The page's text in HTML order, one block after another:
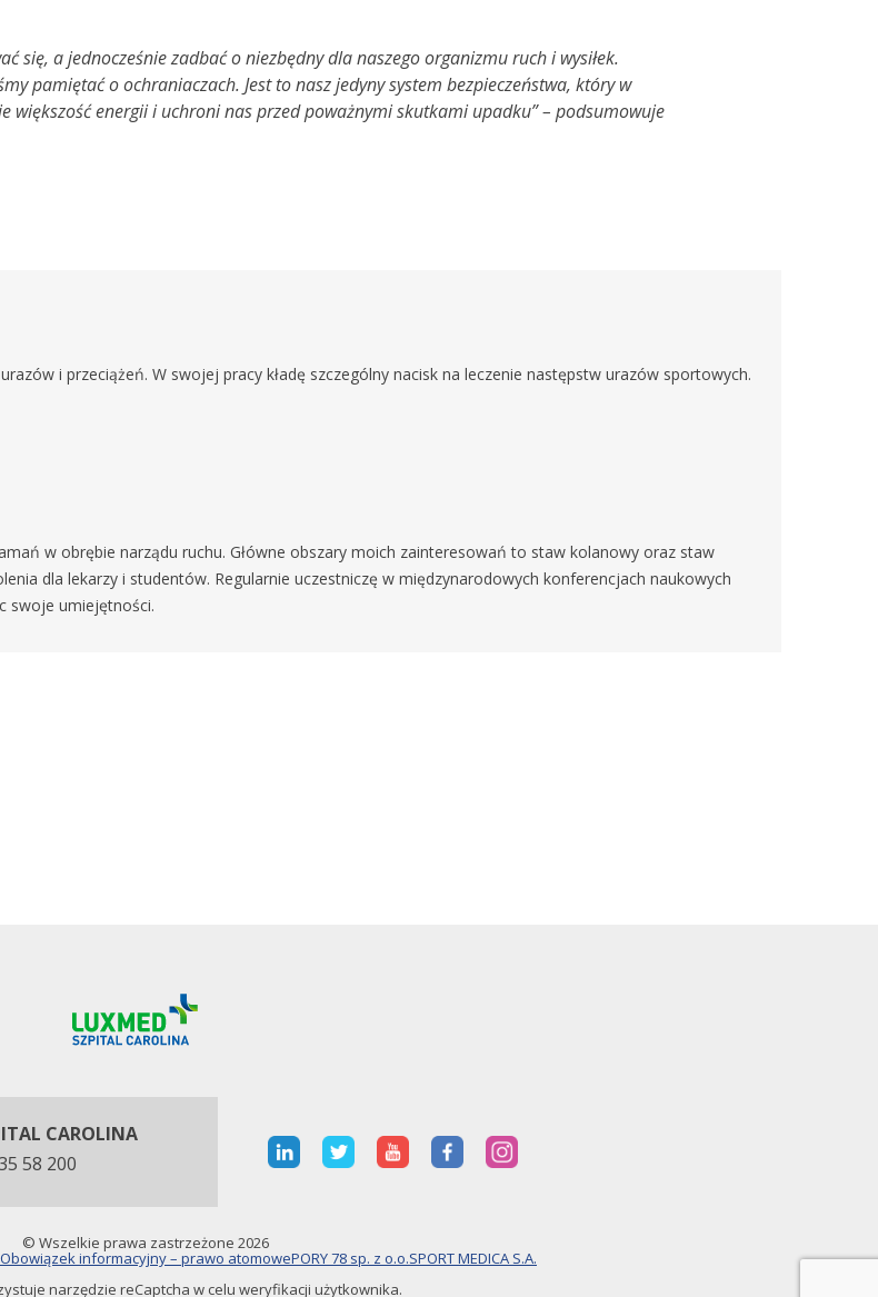
się, a jednocześnie zadbać o niezbędny dla naszego organizmu ruch i wysiłek.
pamiętać o ochraniaczach. Jest to nasz jedyny system bezpieczeństwa, który w
energii i uchroni nas przed poważnymi skutkami upadku” – podsumowuje
i przeciążeń. W swojej pracy kładę szczególny nacisk na leczenie następstw urazów sportowych.
w obrębie narządu ruchu. Główne obszary moich zainteresowań to staw kolanowy oraz staw
dla lekarzy i studentów. Regularnie uczestniczę w międzynarodowych konferencjach naukowych
swoje umiejętności.
CAROLINA
58 200
© Wszelkie prawa zastrzeżone 2026
Obowiązek informacyjny – prawo atomowePORY 78 sp. z o.o.SPORT MEDICA S.A.
narzędzie reCaptcha w celu weryfikacji użytkownika.